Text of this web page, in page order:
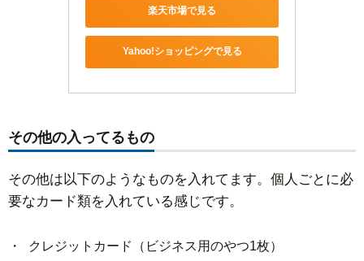
楽天市場で見る
Yahoo!ショッピングで見る
その他の入ってるもの
その他は以下のようなものを入れてます。個人ごとに必
要なカード類を入れている感じです。
クレジットカード（ビジネス用のやつ1枚）